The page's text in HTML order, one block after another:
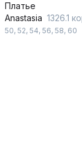
Платье
Anastasia 1326.1
50, 52, 54, 56, 58, 60